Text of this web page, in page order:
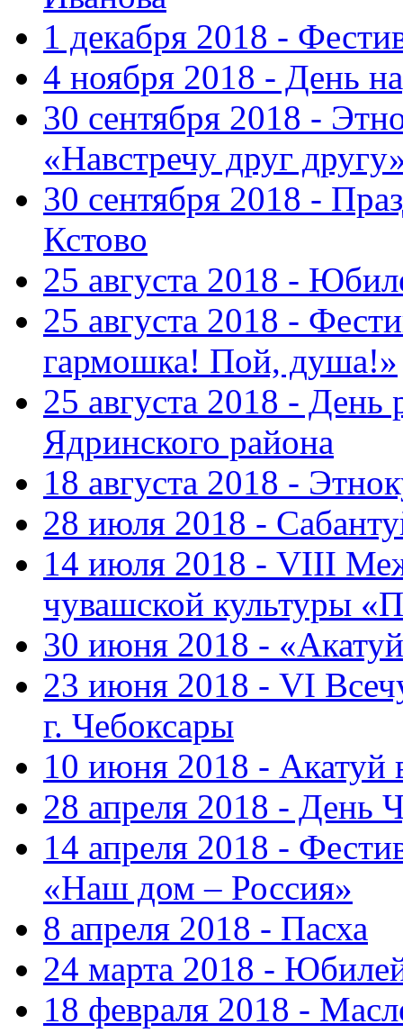
1 декабря 2018 -
4 ноября 2018 - День
30 сентября 2018 -
«Навстречу друг
30 сентября 2018 -
Кстово
25 августа 2018 -
25 августа 2018 -
гармошка! Пой, душа!»
25 августа 2018 -
Ядринского района
18 августа 2018 -
28 июля 2018 -
14 июля 2018 - VIII
чувашской культуры
30 июня 2018 -
23 июня 2018 - VI
г. Чебоксары
10 июня 2018 - Акатуй
28 апреля 2018 - День
14 апреля 2018 -
«Наш дом – Россия»
8 апреля 2018 - Пасха
24 марта 2018 -
18 февраля 2018 -